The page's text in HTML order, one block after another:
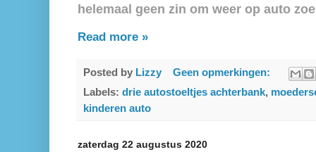
helemaal geen zin om weer op auto
Read more »
Posted by Lizzy
Geen opmerkingen:
Labels: drie autostoeltjes achterbank,
kinderen auto
zaterdag 22 augustus 2020